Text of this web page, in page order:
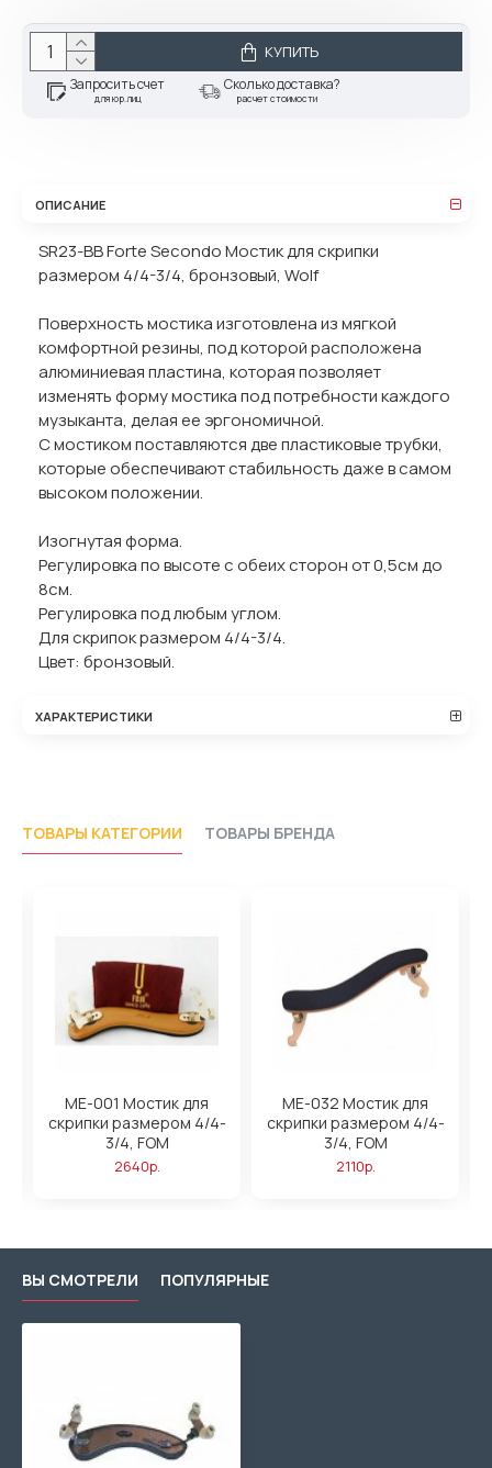
КУПИТЬ
Запросить счет
для юр.лиц
Сколько доставка?
расчет стоимости
ОПИСАНИЕ
SR23-BB Forte Secondo Мостик для скрипки
размером 4/4-3/4, бронзовый, Wolf
Поверхность мостика изготовлена из мягкой
комфортной резины, под которой расположена
алюминиевая пластина, которая позволяет
изменять форму мостика под потребности каждого
музыканта, делая ее эргономичной.
С мостиком поставляются две пластиковые трубки,
которые обеспечивают стабильность даже в самом
высоком положении.
Изогнутая форма.
Регулировка по высоте с обеих сторон от 0,5см до
8см.
Регулировка под любым углом.
Для скрипок размером 4/4-3/4.
Цвет: бронзовый.
ХАРАКТЕРИСТИКИ
ТОВАРЫ КАТЕГОРИИ ТОВАРЫ БРЕНДА
ME-001 Мостик для
скрипки размером 4/4-
3/4, FOM
2640р.
ME-032 Мостик для
скрипки размером 4/4-
3/4, FOM
2110р.
ВЫ СМОТРЕЛИ ПОПУЛЯРНЫЕ